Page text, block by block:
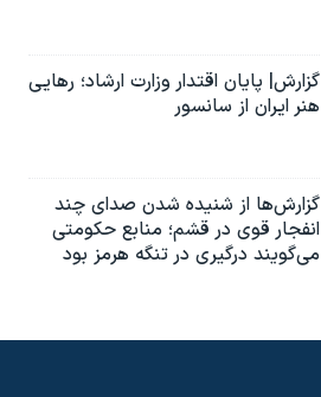
گزارش| پایان اقتدار وزارت ارشاد؛ رهایی
هنر ایران از سانسور
گزارش‌ها از شنیده شدن صدای چند
انفجار قوی در قشم؛ منابع حکومتی
می‌گویند درگیری در تنگه هرمز بود